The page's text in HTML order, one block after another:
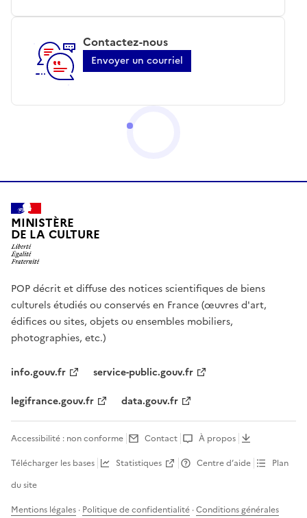
Contactez-nous
Envoyer un courriel
MINISTÈRE
DE LA CULTURE
POP décrit et diffuse des notices scientifiques de biens
culturels étudiés ou conservés en France (œuvres d'art,
édifices ou sites, objets ou ensembles mobiliers,
photographies, etc.)
info.gouv.fr
service-public.gouv.fr
legifrance.gouv.fr
data.gouv.fr
Accessibilité : non conforme Contact
À propos
Télécharger les bases
Statistiques Centre d’aide
Plan
du site
Mentions légales · Politique de confidentialité ·Conditions générales